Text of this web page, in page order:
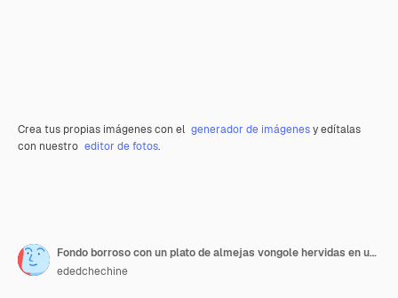
Crea tus propias imágenes con el generador de imágenesy edítalas
con nuestro editor de fotos.
Fondo borroso con un plato de almejas vongole hervidas en una mesa en un café con espacio de copia Idea para pantalla de inicio o pancarta
ededchechine